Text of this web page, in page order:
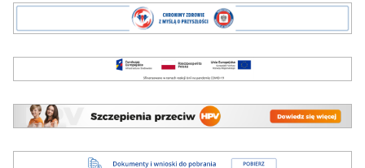
Chronimy
zdrowie
o
Europejskie
Szczepienia
przeciw
HPV